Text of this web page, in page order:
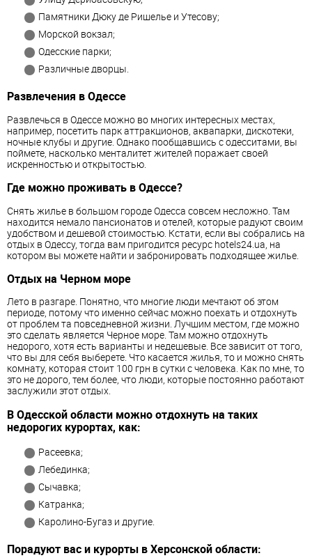
Памятники Дюку де Ришелье и Утесову;
Морской вокзал;
Одесские парки;
Различные дворцы.
Развлечения в Одессе
Развлечься в Одессе можно во многих интересных местах,
например, посетить парк аттракционов, аквапарки, дискотеки,
ночные клубы и другие. Однако пообщавшись с одесситами, вы
поймете, насколько менталитет жителей поражает своей
искренностью и открытостью.
Где можно проживать в Одессе?
Снять жилье в большом городе Одесса совсем несложно. Там
находится немало пансионатов и отелей, которые радуют своим
удобством и дешевой стоимостью. Кстати, если вы собрались на
отдых в Одессу, тогда вам пригодится ресурс hotels24.ua, на
котором вы можете найти и забронировать подходящее жилье.
Отдых на Черном море
Лето в разгаре. Понятно, что многие люди мечтают об этом
периоде, потому что именно сейчас можно поехать и отдохнуть
от проблем та повседневной жизни. Лучшим местом, где можно
это сделать является Черное море. Там можно отдохнуть
недорого, хотя есть варианты и недешевые. Все зависит от того,
что вы для себя выберете. Что касается жилья, то и можно снять
комнату, которая стоит 100 грн в сутки с человека. Как по мне, то
это не дорого, тем более, что люди, которые постоянно работают
заслужили этот отдых.
В Одесской области можно отдохнуть на таких
недорогих курортах, как:
Расеевка;
Лебединка;
Сычавка;
Катранка;
Каролино-Бугаз и другие.
Порадуют вас и курорты в Херсонской области: